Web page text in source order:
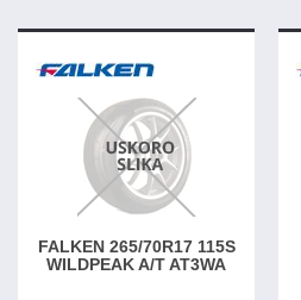
FALKEN 265/70R17 115S
WILDPEAK A/T AT3WA